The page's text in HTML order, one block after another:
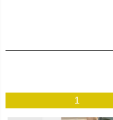
1